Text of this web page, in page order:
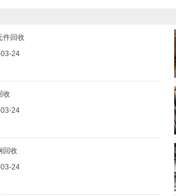
件回收
24
收
24
回收
24